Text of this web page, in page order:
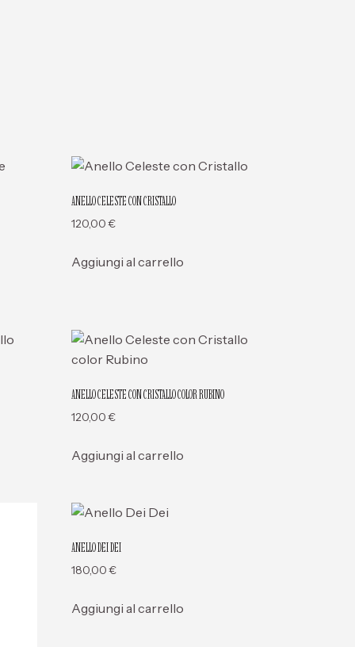
ANELLO CELESTE CON CRISTALLO
120,00€
Aggiungi al carrello
ANELLO CELESTE CON CRISTALLO COLOR RUBINO
120,00€
Aggiungi al carrello
ANELLO DEI DEI
180,00€
Aggiungi al carrello